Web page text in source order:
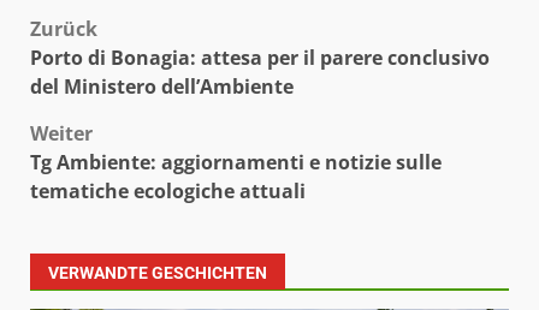
Beitragsnavigation
Zurück
Porto di Bonagia: attesa per il parere conclusivo
del Ministero dell’Ambiente
Weiter
Tg Ambiente: aggiornamenti e notizie sulle
tematiche ecologiche attuali
VERWANDTE GESCHICHTEN